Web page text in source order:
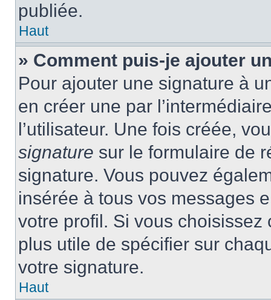
publiée.
Haut
» Comment puis-je ajouter
Pour ajouter une signature à
en créer une par
l’utilisateur. Une fois créée,
signature sur le formulaire de
signature. Vous pouvez
insérée à tous vos messages
votre profil. Si vous
plus utile de spécifier sur
votre signature.
Haut